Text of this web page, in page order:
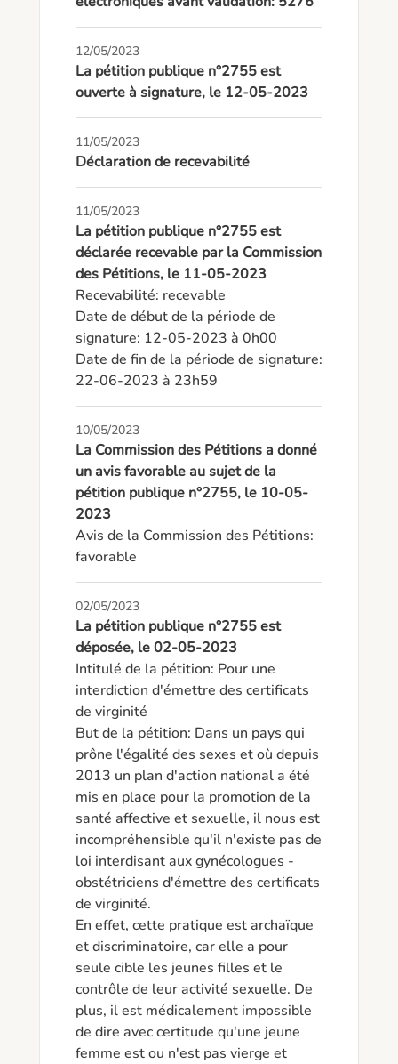
12/05/2023
La pétition publique n°2755 est
ouverte à signature, le 12-05-2023
11/05/2023
Déclaration de recevabilité
11/05/2023
La pétition publique n°2755 est
déclarée recevable par la Commission
des Pétitions, le 11-05-2023
Recevabilité: recevable
Date de début de la période de
signature: 12-05-2023 à 0h00
Date de fin de la période de signature:
22-06-2023 à 23h59
10/05/2023
La Commission des Pétitions a donné
un avis favorable au sujet de la
pétition publique n°2755, le 10-05-
2023
Avis de la Commission des Pétitions:
favorable
02/05/2023
La pétition publique n°2755 est
déposée, le 02-05-2023
Intitulé de la pétition: Pour une
interdiction d'émettre des certificats
de virginité
But de la pétition: Dans un pays qui
prône l'égalité des sexes et où depuis
2013 un plan d'action national a été
mis en place pour la promotion de la
santé affective et sexuelle, il nous est
incompréhensible qu'il n'existe pas de
loi interdisant aux gynécologues -
obstétriciens d'émettre des certificats
de virginité.
En effet, cette pratique est archaïque
et discriminatoire, car elle a pour
seule cible les jeunes filles et le
contrôle de leur activité sexuelle. De
plus, il est médicalement impossible
de dire avec certitude qu'une jeune
femme est ou n'est pas vierge et